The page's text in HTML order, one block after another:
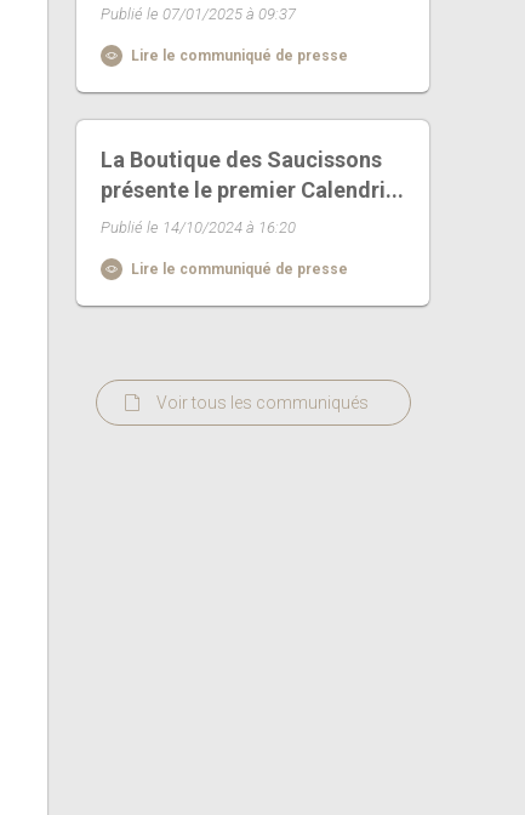
Publié le 07/01/2025 à 09:37
Lire le communiqué de presse
La Boutique des Saucissons
présente le premier Calendri...
Publié le 14/10/2024 à 16:20
Lire le communiqué de presse
Voir tous les communiqués